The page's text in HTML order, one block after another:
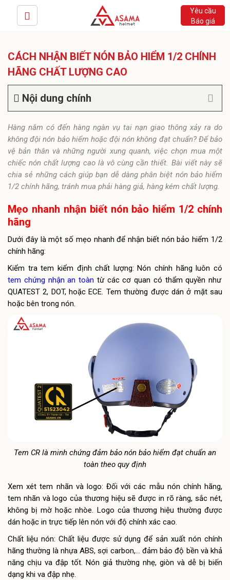
Yêu cầu
Báo giá
CÁCH NHẬN BIẾT NÓN BẢO HIỂM 1/2 CHÍNH
HÃNG CHẤT LƯỢNG CAO
Nội dung chính
Hàng năm có đến hàng ngàn vụ tai nạn giao thông xảy ra do
không đội nón bảo hiểm hoặc đội nón không đạt chuẩn? Để bảo
vệ bản thân và những người xung quanh, việc chọn mua một
chiếc nón chất lượng cao là vô cùng cần thiết. Bài viết này sẽ
chia sẻ những cách giúp bạn dễ dàng phân biệt nón bảo hiểm
1/2 chính hãng, tránh mua phải hàng giả, hàng kém chất lượng.
Mẹo nhanh nhận biết nón bảo hiểm 1/2 chính
hãng
Dưới đây là một số mẹo nhanh để nhận biết nón bảo hiểm 1/2
chính hãng:
Kiểm tra tem kiểm định chất lượng: Nón chính hãng luôn có
tem chứng nhận an toàn từ các cơ quan có thẩm quyền như
QUATEST 2, DOT, hoặc ECE. Tem thường được dán ở mặt sau
hoặc bên trong nón.
Tem CR là minh chứng đảm bảo nón bảo hiểm đạt chuẩn an
toàn theo quy định
Xem xét tem nhãn và logo: Đối với các mẫu nón chính hãng,
tem nhãn và logo của thương hiệu sẽ được in rõ ràng, sắc nét,
không bị mờ hoặc nhòe. Logo của thương hiệu thường được
dán hoặc in trực tiếp lên nón với độ chính xác cao.
Chất liệu nón: Chất liệu được sử dụng để sản xuất nón chính
hãng thường là nhựa ABS, sợi carbon,… đảm bảo độ bền và khả
năng chịu va đập tốt. Nón giả thường nhẹ, giòn và dễ bị biến
dạng khi va đập nhẹ.